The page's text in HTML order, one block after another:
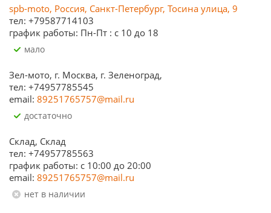
spb-moto, Россия, Санкт-Петербург, Тосина улица, 9
тел: +79587714103
график работы: Пн-Пт : с 10 до 18
Мало
Зел-мото, г. Москва, г. Зеленоград,
тел: +74957785545
email: 89251765757@mail.ru
Достаточно
Склад, Склад
тел: +74957785563
график работы: c 10:00 до 20:00
email: 89251765757@mail.ru
Нет в наличии